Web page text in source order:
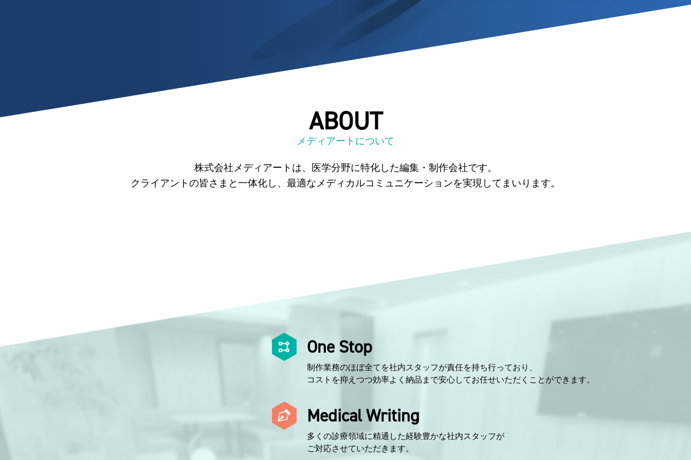
ABOUT
メディアートについて
株式会社メディアートは、
医学分野に特化した編集・制作会社です。
クライアントの皆さまと一体化し、 最適なメディカルコミュニケーションを実現してまいります。
One Stop
制作業務のほぼ全てを社内スタッフが責任を持ち行っており、
コストを抑えつつ効率よく納品まで安心してお任せいただくことができます。
Medical Writing
多くの診療領域に精通した経験豊かな社内スタッフが
ご対応させていただきます。